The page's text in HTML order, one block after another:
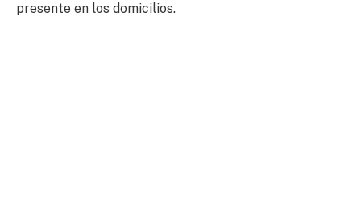
presente en los domicilios.